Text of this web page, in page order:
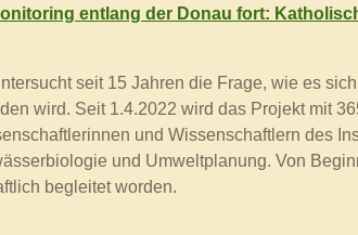
entlang der Donau fort:
seit 15 Jahren die Frage, wie es
wird. Seit 1.4.2022 wird das Projekt mit
und Wissenschaftlern des
und Umweltplanung. Von
begleitet worden.